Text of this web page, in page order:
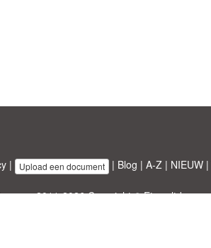
| Upload een document | Blog | A-Z| NIEUW|
van 2011-2026 Copyright © Etuzy ltd.